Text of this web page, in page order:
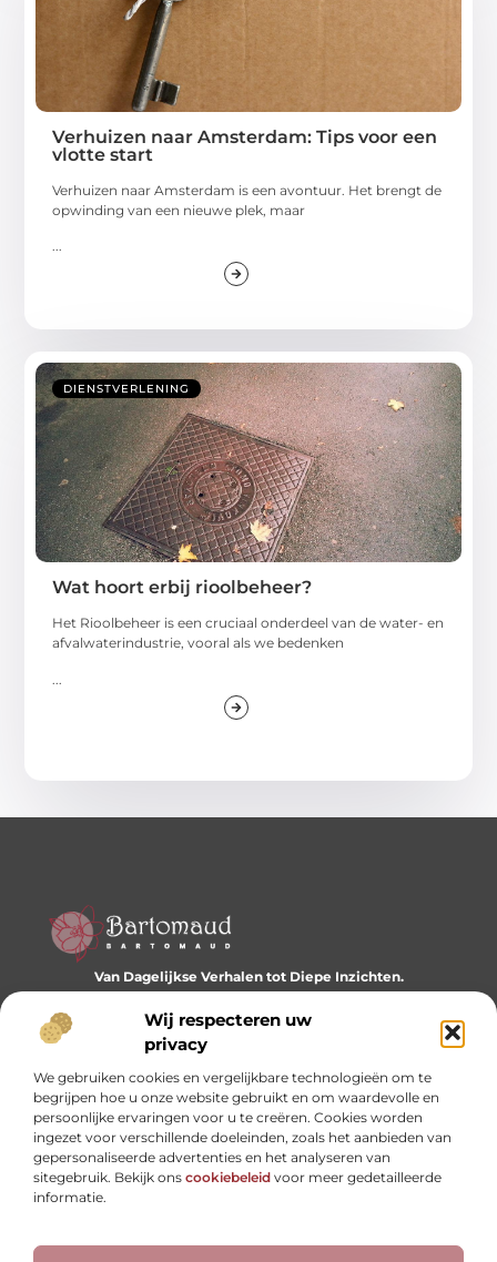
Wij respecteren uw
privacy
We gebruiken cookies en vergelijkbare technologieën om te
begrijpen hoe u onze website gebruikt en om waardevolle en
persoonlijke ervaringen voor u te creëren. Cookies worden
ingezet voor verschillende doeleinden, zoals het aanbieden van
gepersonaliseerde advertenties en het analyseren van
sitegebruik. Bekijk ons cookiebeleid voor meer gedetailleerde
informatie.
Verhuizen naar Amsterdam: Tips voor een
vlotte start
Verhuizen naar Amsterdam is een avontuur. Het brengt de
opwinding van een nieuwe plek, maar
...
DIENSTVERLENING
Wat hoort erbij rioolbeheer?
Het Rioolbeheer is een cruciaal onderdeel van de water- en
afvalwaterindustrie, vooral als we bedenken
Van Dagelijkse Verhalen tot Diepe Inzichten.
Ontdek een wereld vol diverse blogs en artikelen die je
dagelijks inspireren en nieuwe perspectieven bieden.
Onze informatie